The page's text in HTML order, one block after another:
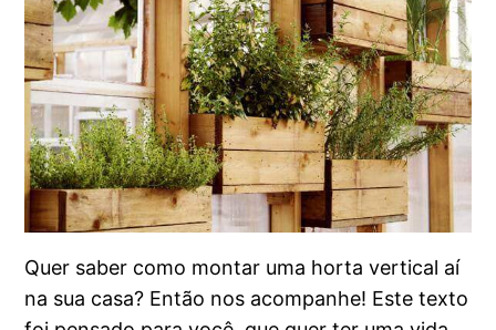
Quer saber como montar uma horta vertical aí
na sua casa? Então nos acompanhe! Este texto